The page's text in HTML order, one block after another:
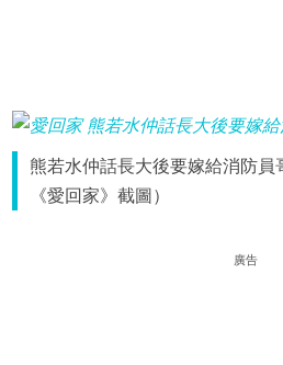
熊若水仲話長大後要嫁給消防員
《愛回家》截圖）
廣告